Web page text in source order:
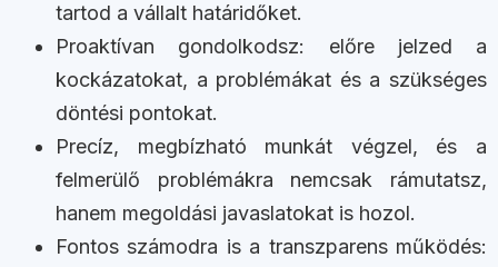
tartod a vállalt határidőket.
Proaktívan gondolkodsz: előre jelzed a
kockázatokat, a problémákat és a szükséges
döntési pontokat.
Precíz, megbízható munkát végzel, és a
felmerülő problémákra nemcsak rámutatsz,
hanem megoldási javaslatokat is hozol.
Fontos számodra is a transzparens működés: